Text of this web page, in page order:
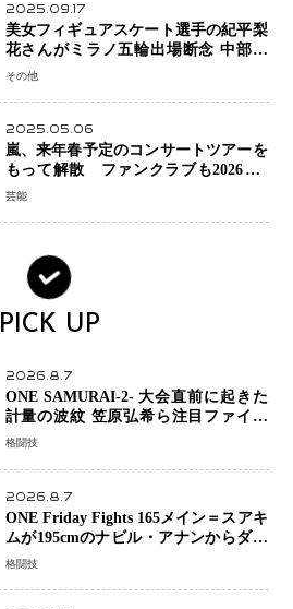
2025.09.17
美女フィギュアスケート選手の紀平梨
花さんがミラノ五輪出場断念 中部選
手権欠場を発表「安全最優先の判断」
その他
2025.05.06
嵐、来年春予定のコンサートツアーを
もって解散 ファンクラブも2026年5
月末で活動終了
芸能
PICK UP
2026.8.7
ONE SAMURAI-2- 大会直前に起きた
計量の波紋 笠原弘希ら注目ファイタ
ーは契約体重で決戦へ、山本歩夢と平
格闘技
2026.8.7
ONE Friday Fights 165メイン＝スアキ
ムが195cmのナビル・アナンからダウ
ン奪取！猛反撃を耐え抜き判定勝利、
格闘技